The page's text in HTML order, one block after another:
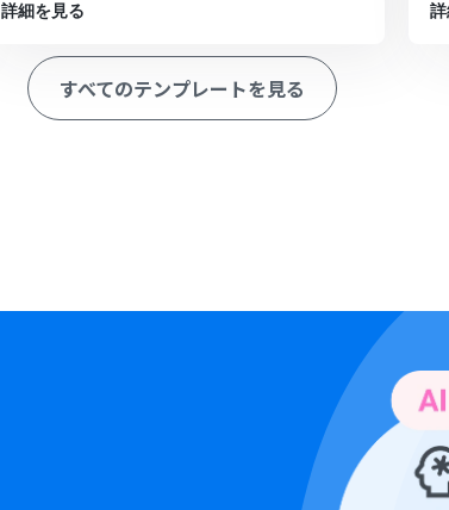
詳細を見る
すべてのテンプレートを見る